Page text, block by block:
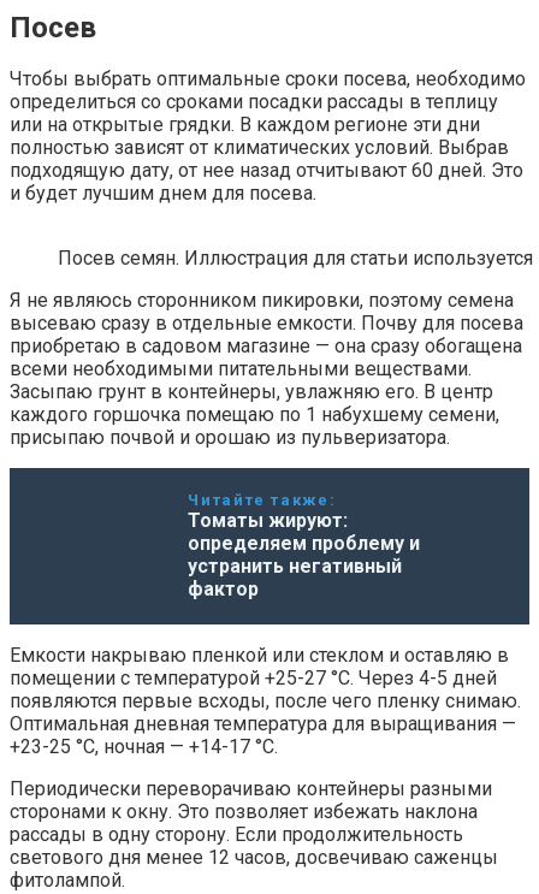
Посев
Чтобы выбрать оптимальные сроки посева, необходимо
определиться со сроками посадки рассады в теплицу
или на открытые грядки. В каждом регионе эти дни
полностью зависят от климатических условий. Выбрав
подходящую дату, от нее назад отчитывают 60 дней. Это
и будет лучшим днем для посева.
Посев семян. Иллюстрация для статьи
Я не являюсь сторонником пикировки, поэтому семена
высеваю сразу в отдельные емкости. Почву для посева
приобретаю в садовом магазине — она сразу обогащена
всеми необходимыми питательными веществами.
Засыпаю грунт в контейнеры, увлажняю его. В центр
каждого горшочка помещаю по 1 набухшему семени,
присыпаю почвой и орошаю из пульверизатора.
Читайте также:
Томаты жируют:
определяем проблему и
устранить негативный
фактор
Емкости накрываю пленкой или стеклом и оставляю в
помещении с температурой +25-27 °С. Через 4-5 дней
появляются первые всходы, после чего пленку снимаю.
Оптимальная дневная температура для выращивания —
+23-25 °С, ночная — +14-17 °С.
Периодически переворачиваю контейнеры разными
сторонами к окну. Это позволяет избежать наклона
рассады в одну сторону. Если продолжительность
светового дня менее 12 часов, досвечиваю саженцы
фитолампой.